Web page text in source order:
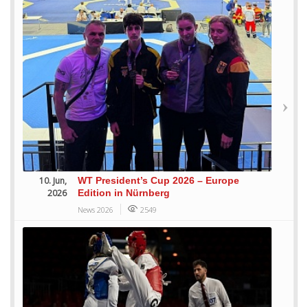
10. Jun,
2026
WT President’s Cup 2026 – Europe
Edition in Nürnberg
News 2026 2549